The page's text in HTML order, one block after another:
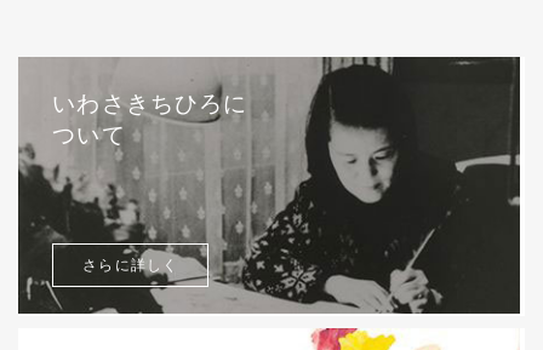
いわさきちひろに
ついて
さらに詳しく